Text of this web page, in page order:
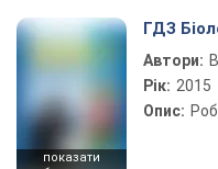
показати
ГДЗ
Автори:
Рік: 2015
Опис: